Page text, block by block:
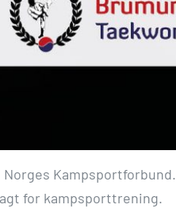
Kampsportforbund.
for kampsporttrening.